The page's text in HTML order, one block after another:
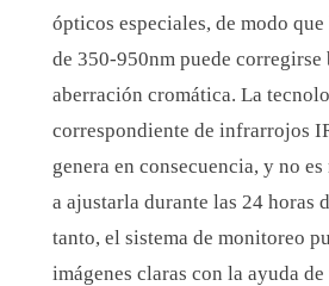
ópticos especiales, de modo
de 350-950nm puede corregirse
aberración cromática. La
correspondiente de infrarrojos
genera en consecuencia, y no
a ajustarla durante las 24 horas
tanto, el sistema de monitoreo
imágenes claras con la ayuda